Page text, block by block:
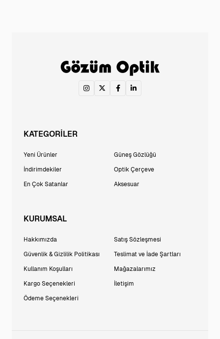
KATEGORİLER
Yeni Ürünler
İndirimdekiler
En Çok Satanlar
Güneş Gözlüğü
Optik Çerçeve
Aksesuar
KURUMSAL
Hakkımızda
Güvenlik & Gizlilik Politikası
Kullanım Koşulları
Kargo Seçenekleri
Ödeme Seçenekleri
Satış Sözleşmesi
Teslimat ve İade Şartları
Mağazalarımız
İletişim